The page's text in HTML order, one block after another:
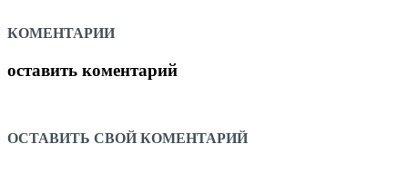
КОМЕНТАРИИ
оставить коментарий
ОСТАВИТЬ СВОЙ КОМЕНТАРИЙ